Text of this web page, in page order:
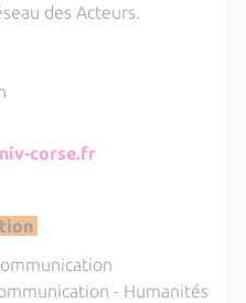
des Acteurs.
corse.fr
- Humanités